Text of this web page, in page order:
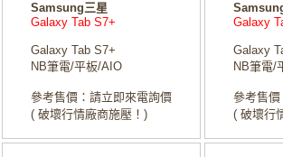
Samsung三星
Galaxy Tab S7+
Galaxy Tab S7+
NB筆電/平板/AIO
參考售價：請立即來電詢價
( 破壞行情廠商施壓！)
Galaxy
Galaxy
NB筆電/
參考售
( 破壞行